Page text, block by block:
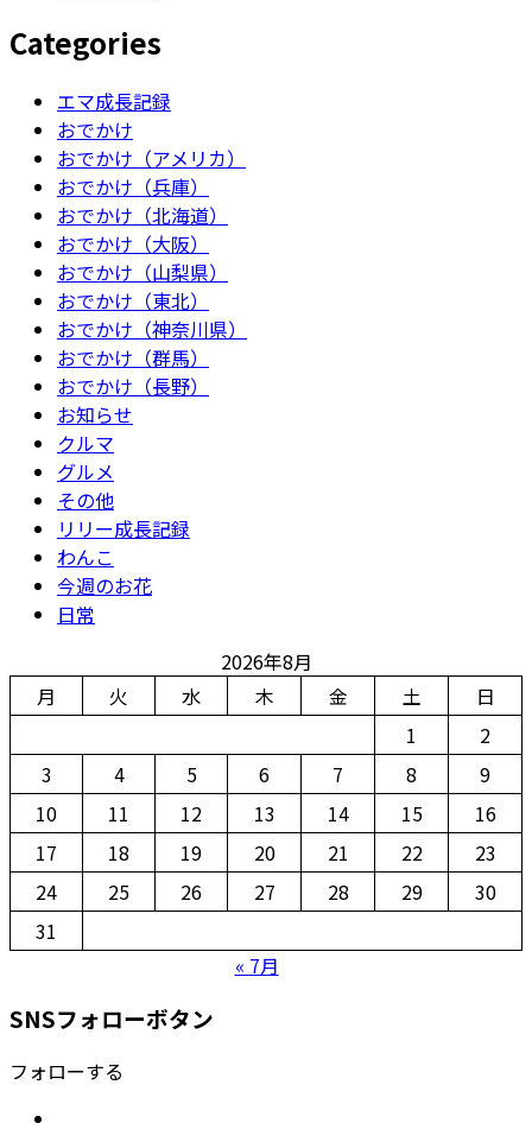
Categories
エマ成長記録
おでかけ
おでかけ（アメリカ）
おでかけ（兵庫）
おでかけ（北海道）
おでかけ（大阪）
おでかけ（山梨県）
おでかけ（東北）
おでかけ（神奈川県）
おでかけ（群馬）
おでかけ（長野）
お知らせ
クルマ
グルメ
その他
リリー成長記録
わんこ
今週のお花
日常
2026年8月
月
火 水 木 金 土
日
1
2
3
4 5 6 7 8
9
10
11 12 13 14 15
16
17
18 19 20 21 22
23
24
25 26 27 28 29
30
31
« 7月
SNSフォローボタン
フォローする